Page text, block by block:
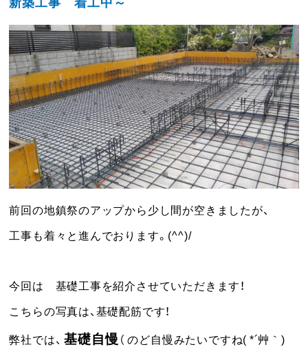
前回の地鎮祭のアップから少し間が空きましたが、
工事も着々と進んでおります。(^^)/
今回は 基礎工事を紹介させていただきます！
こちらの写真は、基礎配筋です！
弊社では、基礎自慢 （ のど自慢みたいですね( *´艸｀)